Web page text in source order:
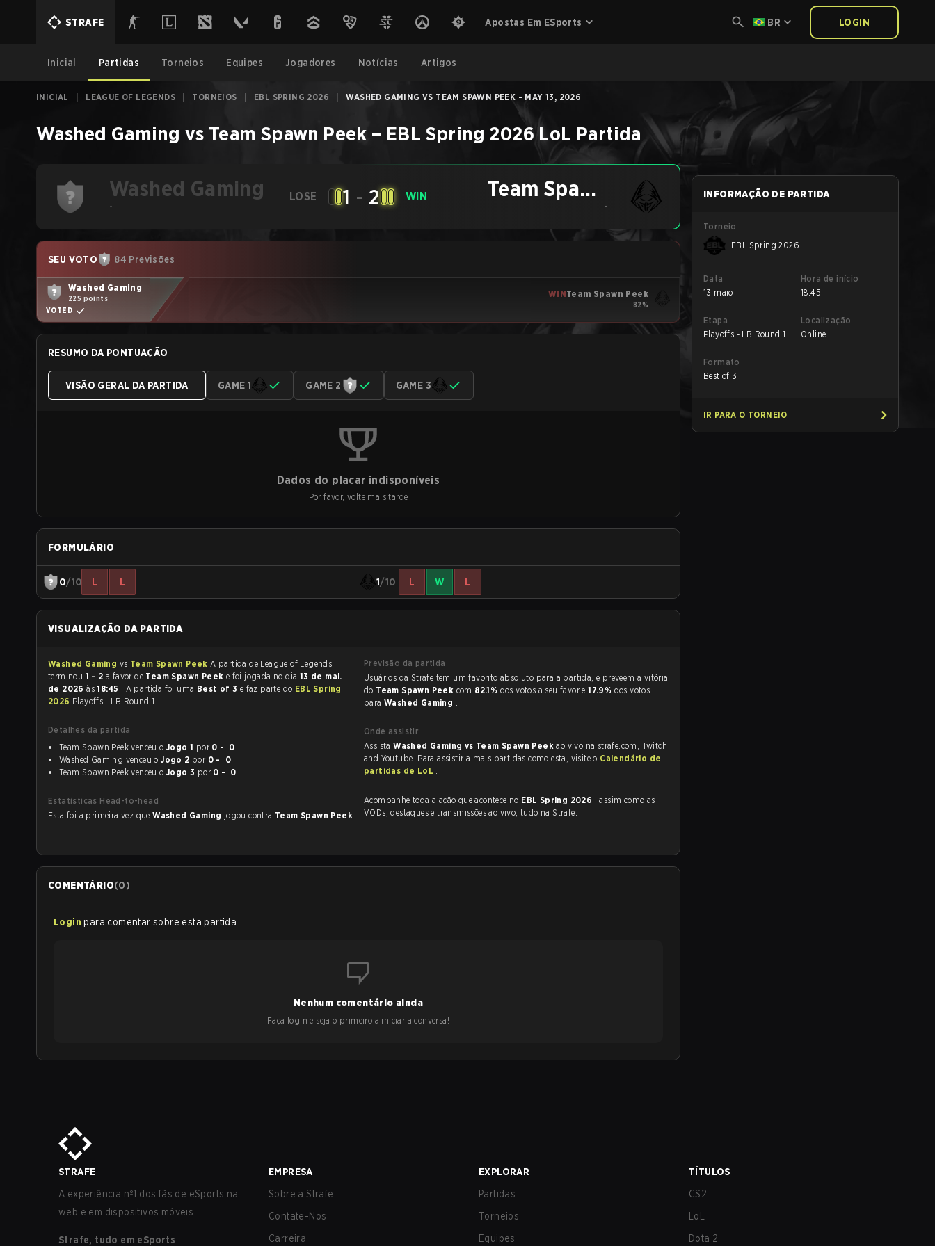
STRAFE Apostas Em ESports BR LOGIN
Inicial Partidas Torneios Equipes Jogadores Notícias Artigos
INICIAL LEAGUE OF LEGENDS TORNEIOS EBL SPRING 2026 WASHED GAMING VS TEAM SPAWN PEEK - MAY 13, 2026
Washed Gaming vs Team Spawn Peek – EBL Spring 2026 LoL Partida
Washed Gaming
-
LOSE 1 - 2 WIN
Team Spawn
Peek-
SEU VOTO 84 Previsões
Washed Gaming
225 points
VOTED
WINTeam Spawn Peek
82%
RESUMO DA PONTUAÇÃO
VISÃO GERAL DA PARTIDA GAME 1 GAME 2 GAME 3
Dados do placar indisponíveis
Por favor, volte mais tarde
FORMULÁRIO
0/10 L L 1/10 L W L
VISUALIZAÇÃO DA PARTIDA
Washed Gaming vs Team Spawn PeekA partida de League of Legends
terminou 1 - 2 a favor de Team Spawn Peek e foi jogada no dia 13 de mai.
de 2026às18:45 . A partida foi uma Best of 3 e faz parte do EBL Spring
2026 Playoffs - LB Round 1.
Detalhes da partida
Team Spawn Peek venceu o Jogo 1 por
0 - 0
Washed Gaming venceu oJogo 2 por
0 - 0
Team Spawn Peek venceu o Jogo 3 por 0 - 0
Estatísticas Head-to-head
Esta foi a primeira vez queWashed Gaming jogou contra Team Spawn Peek
.
Previsão da partida
Usuários da Strafe tem um favorito absoluto para a partida, e preveem a vitória
do Team Spawn Peek com 82.1% dos votos a seu favor e17.9% dos votos
para Washed Gaming .
Onde assistir
AssistaWashed Gaming vs Team Spawn Peekao vivo na strafe.com, Twitch
and Youtube. Para assistir a mais partidas como esta, visite o Calendário de
partidas de LoL .
Acompanhe toda a ação que acontece no EBL Spring 2026 , assim como as
VODs, destaques e transmissões ao vivo, tudo na Strafe.
COMENTÁRIO(0)
Login para comentar sobre esta partida
Nenhum comentário ainda
Faça login e seja o primeiro a iniciar a conversa!
INFORMAÇÃO DE PARTIDA
Torneio
EBL Spring 2026
Data
13 maio
Hora de início
18:45
Etapa
Playoffs - LB Round 1
Localização
Online
Formato
Best of 3
IR PARA O TORNEIO
STRAFE
A experiência nº1 dos fãs de eSports na
web e em dispositivos móveis.
Strafe, tudo em eSports
EMPRESA
Sobre a Strafe
Contate-Nos
Carreira
EXPLORAR
Partidas
Torneios
Equipes
TÍTULOS
CS2
LoL
Dota 2